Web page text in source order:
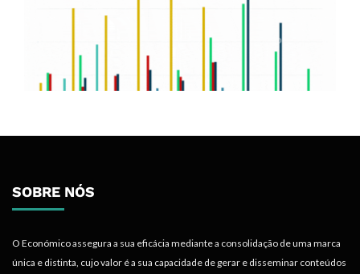
SOBRE NÓS
O Económico assegura a sua eficácia mediante a consolidação de uma marca
única e distinta, cujo valor é a sua capacidade de gerar e disseminar conteúdos